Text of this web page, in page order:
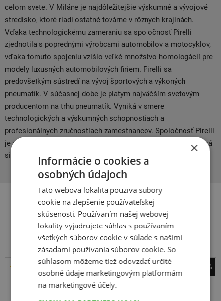
celom svete. V Miláne je najdôležitejšie výskumné a vývojové
stredisko, ktoré riadi ostatné továrne v rôznych krajinách.
Vďaka technologickému zameraniu sa spoločnosť Pirelli
zjednotila s poprednými výrobcami automobilov a motocyklov,
vďaka tomuto spojeniu vzišlo veľké množstvo homologácií pre
modely luxusných automobilových firiem. Pirelli sa
predovšetkým sústredí na vývoj športových a výkoných
pneumatík. V súčasnej dobe je piatym najväčším svetovým
producentom na trhu pneumatík. Vyniká v smere
technologických a výskumných schopnostiach a
profesionálnych zručnostiach zamestnancov. Spoločnosť Pirelli
je obrovský medzinárodný podnik s dlhoročnou tradíciou, ktorá
siaha ďaleko do minulého storočia.
Súvisiace produkty
-45%
Pirelli
Scorpion All Season SF 2
×
Informácie o cookies a
osobných údajoch
Táto webová lokalita používa súbory
cookie na zlepšenie používateľskej
skúsenosti. Používaním našej webovej
lokality vyjadrujete súhlas s používaním
všetkých súborov cookie v súlade s našimi
zásadami používania súborov cookie. So
súhlasom môžeme tiež odovzdať určité
osobné údaje marketingovým platformám
na marketingové účely.